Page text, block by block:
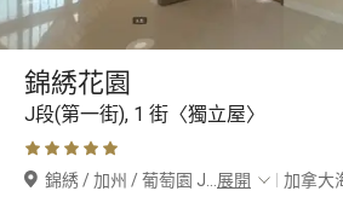
豪宅資訊
更多樓盤
豪宅專家
錦綉花園
J段(第一街), 1 街〈獨立屋〉
錦綉 / 加州 / 葡萄園 J 展開 加拿大